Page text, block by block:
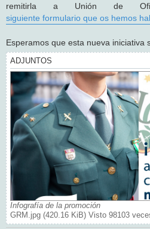
remitirla a Unión de
siguiente formulario que os hemos
Esperamos que esta nueva iniciativa
ADJUNTOS
Infografía de la promoción
GRM.jpg (420.16 KiB) Visto 98103